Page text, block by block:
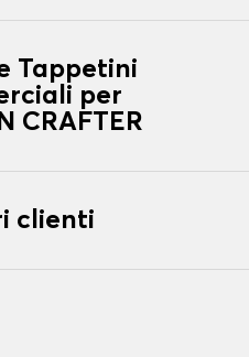
Tappetini
per
CRAFTER
clienti